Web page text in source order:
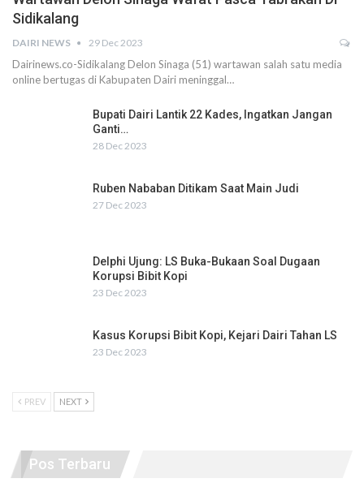
Sidikalang
DAIRI NEWS 29 Dec 2023
Dairinews.co-Sidikalang Delon Sinaga (51) wartawan salah satu media
online bertugas di Kabupaten Dairi meninggal…
Bupati Dairi Lantik 22 Kades, Ingatkan Jangan
Ganti…
28 Dec 2023
Ruben Nababan Ditikam Saat Main Judi
27 Dec 2023
Delphi Ujung: LS Buka-Bukaan Soal Dugaan
Korupsi Bibit Kopi
23 Dec 2023
Kasus Korupsi Bibit Kopi, Kejari Dairi Tahan LS
23 Dec 2023
PREV NEXT
Pos Terbaru